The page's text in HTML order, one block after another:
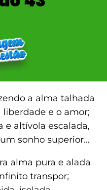
a alma talhada
liberdade e o amor;
e altívola escalada,
sonho superior…
alma pura e alada
transpor;